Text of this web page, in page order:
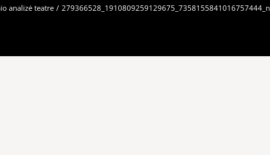
analizė teatre / 279366528_1910809259129675_7358155841016757444_n